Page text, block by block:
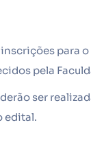
para
pela
ser
edital.